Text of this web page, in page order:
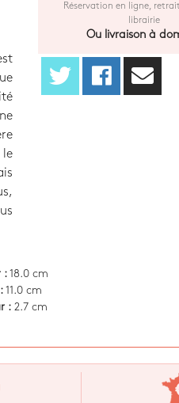
le
Réservation en ligne,
librairie
Ou livraison à
: 18.0 cm
11.0 cm
: 2.7 cm